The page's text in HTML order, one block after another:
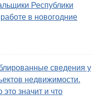
Республики
в новогодние
сведения у
недвижимости.
это значит и что